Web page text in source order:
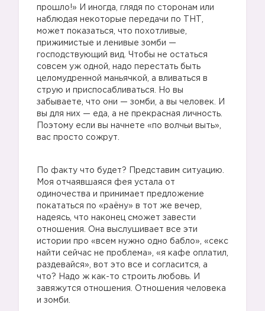
прошло!» И иногда, глядя по сторонам или
наблюдая некоторые передачи по ТНТ,
может показаться, что похотливые,
прижимистые и ленивые зомби —
господствующий вид. Чтобы не остаться
совсем уж одной, надо перестать быть
целомудренной маньячкой, а вливаться в
струю и приспосабливаться. Но вы
забываете, что они — зомби, а вы человек. И
вы для них — еда, а не прекрасная личность.
Поэтому если вы начнете «по волчьи выть»,
вас просто сожрут.
По факту что будет? Представим ситуацию.
Моя отчаявшаяся фея устала от
одиночества и принимает предложение
покататься по «раёну» в тот же вечер,
надеясь, что наконец сможет завести
отношения. Она выслушивает все эти
истории про «всем нужно одно бабло», «секс
найти сейчас не проблема», «я кафе оплатил,
раздевайся», вот это все и согласится, а
что? Надо ж как-то строить любовь. И
завяжутся отношения. Отношения человека
и зомби.